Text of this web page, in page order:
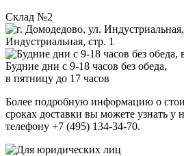
Склад №2
Индустриальная, стр. 1
Будние дни с 9-18 часов без обеда,
в пятницу до 17 часов
Более подробную информацию о
сроках доставки вы можете узнать
телефону +7 (495) 134-34-70.